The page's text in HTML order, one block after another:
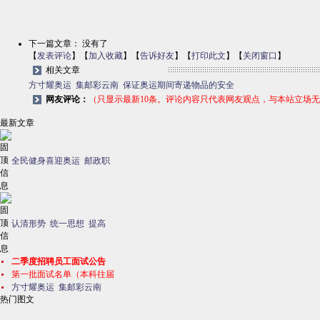
下一篇文章： 没有了
【发表评论】【加入收藏】【告诉好友】【打印此文 】【 关闭窗口 】
相关文章
方寸耀奥运 集邮彩云南 保证奥运期间寄递物品的安全
网友评论：
（只显示最新10条。评论内容只代表网友观点，与本站立场
最新文章
全民健身喜迎奥运 邮政职
认清形势 统一思想 提高
二季度招聘员工面试公告
第一批面试名单（本科往届
方寸耀奥运 集邮彩云南
热门图文